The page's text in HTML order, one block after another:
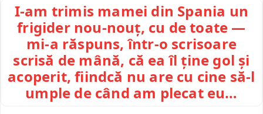
I-am trimis mamei din Spania un
frigider nou-nouț, cu de toate —
mi-a răspuns, într-o scrisoare
scrisă de mână, că ea îl ține gol și
acoperit, fiindcă nu are cu cine să-l
umple de când am plecat eu…